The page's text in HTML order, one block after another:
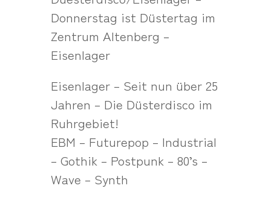
Donnerstag ist Düstertag im
Zentrum Altenberg –
Eisenlager
Eisenlager – Seit nun über 25
Jahren – Die Düsterdisco im
Ruhrgebiet!
EBM – Futurepop – Industrial
– Gothik – Postpunk – 80’s –
Wave – Synth